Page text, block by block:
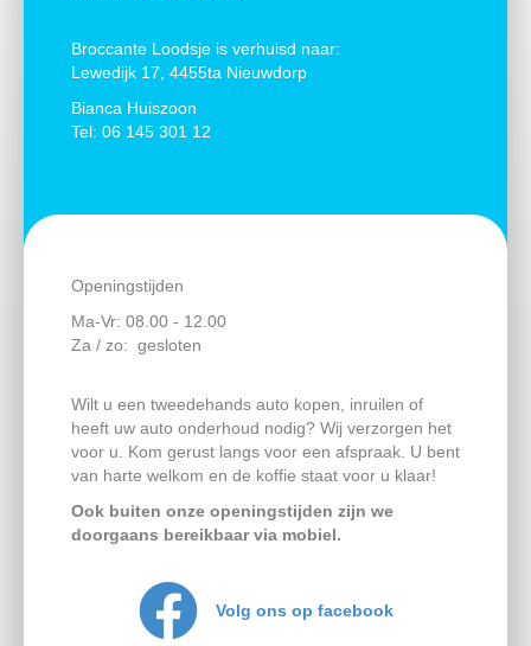
Openingstijden
Ma-Vr: 08.00 - 12.00
Za / zo: gesloten
Wilt u een tweedehands auto kopen, inruilen of
heeft uw auto onderhoud nodig? Wij verzorgen het
voor u. Kom gerust langs voor een afspraak. U bent
van harte welkom en de koffie staat voor u klaar!
Ook buiten onze openingstijden zijn we
doorgaans bereikbaar via mobiel.
Volg ons op facebook
Broccante Loodsje is verhuisd naar:
Lewedijk 17, 4455ta Nieuwdorp
Bianca Huiszoon
Tel: 06 145 301 12